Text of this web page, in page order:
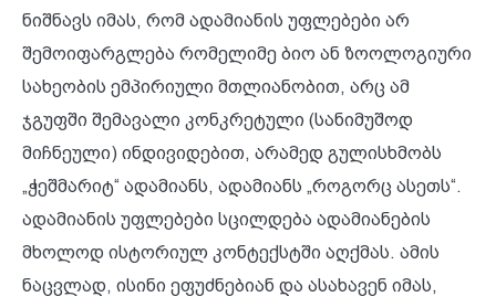
ნიშნავს იმას, რომ ადამიანის უფლებები არ
შემოიფარგლება რომელიმე ბიო ან ზოოლოგიური
სახეობის ემპირიული მთლიანობით, არც ამ
ჯგუფში შემავალი კონკრეტული (სანიმუშოდ
მიჩნეული) ინდივიდებით, არამედ გულისხმობს
„ჭეშმარიტ“ ადამიანს, ადამიანს „როგორც ასეთს“.
ადამიანის უფლებები სცილდება ადამიანების
მხოლოდ ისტორიულ კონტექსტში აღქმას. ამის
ნაცვლად, ისინი ეფუძნებიან და ასახავენ იმას,